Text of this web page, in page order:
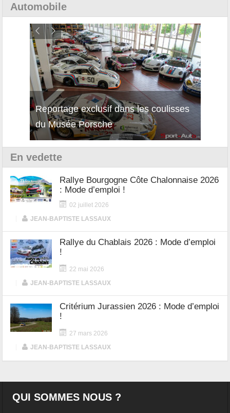
Automobile
Reportage exclusif dans les coulisses
du Musée Porsche
Découverte de la nouvelle Ferrari
12Cilindri Manuale
En vedette
Rallye Bourgogne Côte Chalonnaise 2026
: Mode d’emploi !
02 juillet 2026
JEAN-BAPTISTE LASSAUX
Rallye du Chablais 2026 : Mode d’emploi
!
22 mai 2026
JEAN-BAPTISTE LASSAUX
Critérium Jurassien 2026 : Mode d’emploi
!
27 mars 2026
JEAN-BAPTISTE LASSAUX
QUI SOMMES NOUS ?